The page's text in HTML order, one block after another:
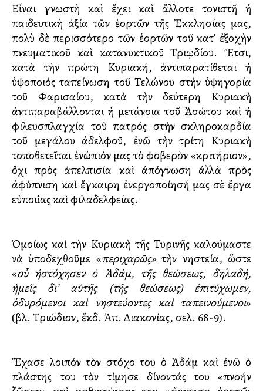
Εἶναι γνωστὴ καὶ ἔχει καὶ ἄλλοτε τονιστῆ ἡ
παιδευτικὴ ἀξία τῶν ἑορτῶν τῆς Ἐκκλησίας μας,
πολὺ δὲ περισσότερο τῶν ἑορτῶν τοῦ κατ’ ἐξοχὴν
πνευματικοῦ καὶ κατανυκτικοῦ Τριῳδίου. Ἔτσι,
κατὰ τὴν πρώτη Κυριακή, ἀντιπαρατίθεται ἡ
ὑψοποιός ταπείνωση τοῦ Τελώνου στὴν ὑψηγορία
τοῦ Φαρισαίου, κατὰ τὴν δεύτερη Κυριακὴ
ἀντιπαραβάλλονται ἡ μετάνοια τοῦ Ἀσώτου καὶ ἡ
φιλευσπλαγχία τοῦ πατρός στὴν σκληροκαρδία
τοῦ μεγάλου ἀδελφοῦ, ἐνῶ τὴν τρίτη Κυριακὴ
τοποθετεῖται ἐνώπιόν μας τὸ φοβερὸν «κριτήριον»,
ὄχι πρὸς ἀπελπισία καὶ ἀπόγνωση ἀλλὰ πρὸς
ἀφύπνιση καὶ ἔγκαιρη ἐνεργοποίησή μας σὲ ἔργα
εὐποιΐας καὶ φιλαδελφείας.
Ὁμοίως καὶ τὴν Κυριακὴ τῆς Τυρινῆς καλούμαστε
νὰ ὑποδεχθοῦμε «περιχαρῶς»τὴν νηστεία, ὥστε
«οὗ ἠστόχησεν ὁ Ἀδάμ, τῆς θεώσεως, δηλαδή,
ἡμεῖς δι’ αὐτῆς (τῆς θεώσεως) ἐπιτύχωμεν,
ὀδυρόμενοι καὶ νηστεύοντες καὶ ταπεινούμενοι»
(βλ. Τριώδιον, ἔκδ. Ἀπ. Διακονίας, σελ. 68-9).
Ἔχασε λοιπόν τὸν στόχο του ὁ Ἀδάμ καὶ ἐνῶ ὁ
πλάστης του τὸν τίμησε δίνοντάς του «πνοήν